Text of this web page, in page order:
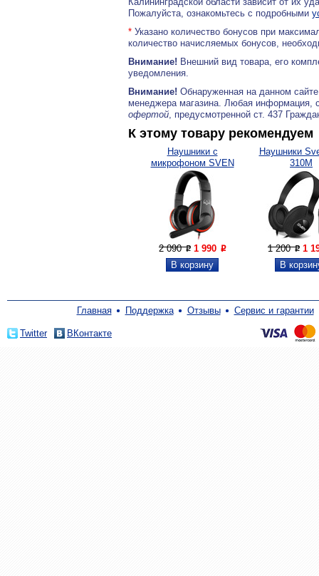
Пожалуйста, ознакомьтесь с подробными
* Указано количество бонусов при
количество начисляемых бонусов,
Внимание! Внешний вид товара, его
уведомления.
Внимание! Обнаруженная на данном
менеджера магазина. Любая информация,
офертой, предусмотренной ст. 437
К этому товару рекомендуем
Наушники с
микрофоном SVEN
AP-G007MV
2 090P 1 990 P
Наушники
310M
1 200P 1
Главная Поддержка Отзывы Сервис и гарантии
Twitter ВКонтакте